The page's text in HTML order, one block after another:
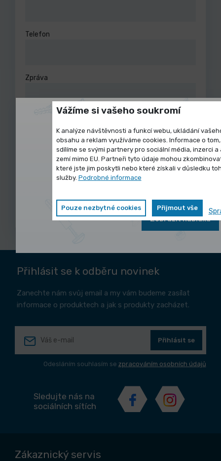
Telefon
Zpráva
Odeslat zprávu
zpracováním osobních údajů
Přihlásit se k odběru novinek
Zanechte nám svůj email a my vám budeme zasílat
informace o produktech a jak s produkty zacházet.
Přihlásit se
Odesláním souhlasím se zpracováním osobních údajů
Sledujte nás na
sociálních sítích
Zákaznický servis
Vážíme si vašeho soukromí
K analýze návštěvnosti a funkcí webu, ukládání
obsahu a reklam využíváme cookies. Informace o
sdílíme se svými partnery pro sociální média, inzerci
zemí mimo EU. Partneři tyto údaje mohou
které jste jim poskytli nebo které získali v důsledku
služby. Podrobné informace
Pouze nezbytné cookies Přijmout vše
Výprodej
Vybrané produkty nyní pořídíte za
Zobrazit nabídku